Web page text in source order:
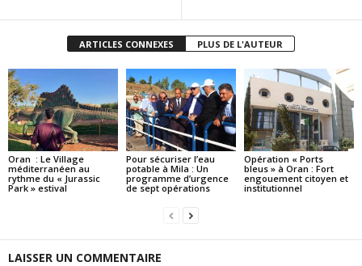
ARTICLES CONNEXES PLUS DE L'AUTEUR
Oran : Le Village
méditerranéen au
rythme du « Jurassic
Park » estival
Pour sécuriser l’eau
potable à Mila : Un
programme d’urgence
de sept opérations
Opération « Ports
bleus » à Oran : Fort
engouement citoyen et
institutionnel
LAISSER UN COMMENTAIRE